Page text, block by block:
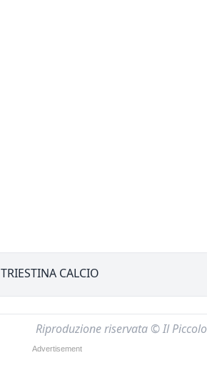
TRIESTINA CALCIO
Riproduzione riservata © Il Piccolo